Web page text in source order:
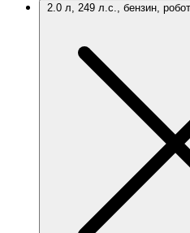
2.0 л, 249 л.с., бензин,